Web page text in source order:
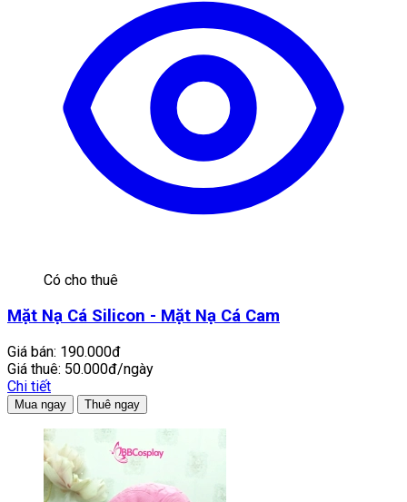
Có cho thuê
Mặt Nạ Cá Silicon - Mặt Nạ Cá Cam
Giá bán: 190.000đ
Giá thuê: 50.000đ/ngày
Chi tiết
Mua ngay Thuê ngay